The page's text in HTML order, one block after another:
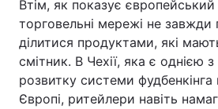
Втім, як показує європейський
торговельні мережі не
ділитися продуктами, які
смітник. В Чехії, яка є однією з
розвитку системи фудбенкінга
Європі, ритейлери навіть